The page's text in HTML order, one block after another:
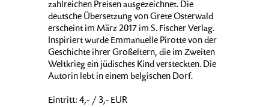
zahlreichen Preisen ausgezeichnet. Die
deutsche Übersetzung von Grete Osterwald
erscheint im März 2017 im S. Fischer Verlag.
Inspiriert wurde Emmanuelle Pirotte von der
Geschichte ihrer Großeltern, die im Zweiten
Weltkrieg ein jüdisches Kind versteckten. Die
Autorin lebt in einem belgischen Dorf.
Eintritt: 4,- / 3,- EUR